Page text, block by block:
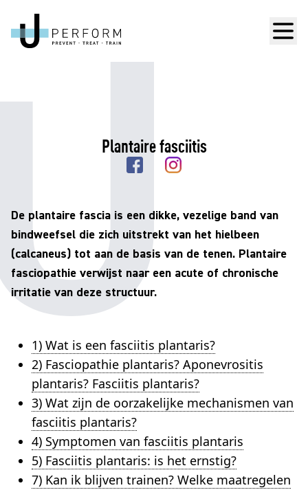
Plantaire fasciitis
De plantaire fascia is een dikke, vezelige band van
bindweefsel die zich uitstrekt van het hielbeen
(calcaneus) tot aan de basis van de tenen. Plantaire
fasciopathie verwijst naar een acute of chronische
irritatie van deze structuur.
1) Wat is een fasciitis plantaris?
2) Fasciopathie plantaris? Aponevrositis
plantaris? Fasciitis plantaris?
3) Wat zijn de oorzakelijke mechanismen van
fasciitis plantaris?
4) Symptomen van fasciitis plantaris
5) Fasciitis plantaris: is het ernstig?
7) Kan ik blijven trainen? Welke maatregelen